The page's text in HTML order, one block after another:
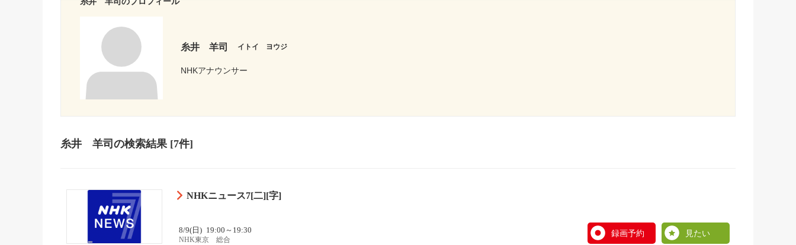
糸井 羊司 イトイ ヨウジ
NHKアナウンサー
糸井 羊司 の検索結果[7件]
NHKニュース7[二][字]
8/9(日) 19:00～19:30
NHK東京 総合
録画予約 見たい